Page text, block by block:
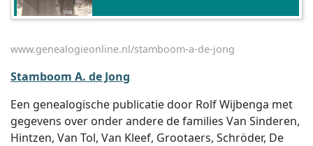
www.genealogieonline.nl/stamboom-a-de-jong
Stamboom A. de Jong
Een genealogische publicatie door Rolf Wijbenga met
gegevens over onder andere de families Van Sinderen,
Hintzen, Van Tol, Van Kleef, Grootaers, Schröder, De